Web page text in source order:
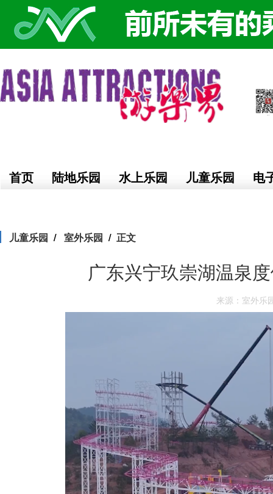
首页 陆地乐园 水上乐园 儿童乐园 电
儿童乐园 室外乐园 正文
广东兴宁玖崇湖温泉
来源：室外乐